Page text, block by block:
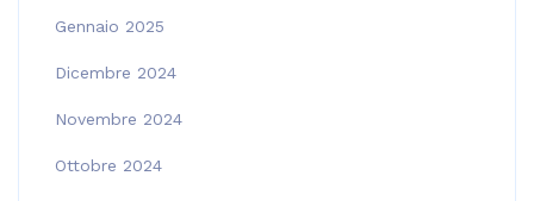
Gennaio 2025
Dicembre 2024
Novembre 2024
Ottobre 2024